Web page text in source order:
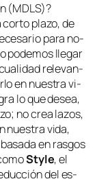
(MDLS)?
pla­zo, de
pa­ra no­
po­de­mos lle­gar
re­le­van­
en nues­tra vi­
lo que de­sea,
no crea la­zos,
nues­tra vi­da,
en ras­gos
Style, el
del es­